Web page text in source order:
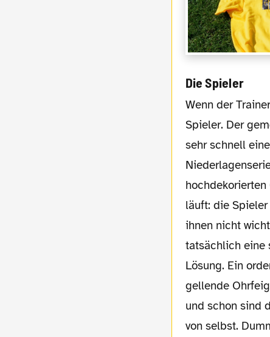
Die Spieler
Wenn der Trainer nicht in Frage kommt, dann also die
Spieler. Der
sehr schnell
läuft: die
ihnen nicht
tatsächlich eine
Lösung. Ein
gellende
und schon sind
von selbst.